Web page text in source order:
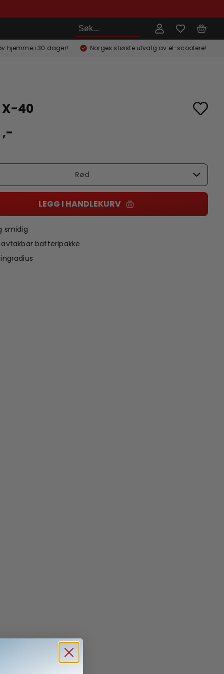
Søk
hjemme i 30 dager! Norges største utvalg av el-scootere!
40
,-
Rød
LEGG I HANDLEKURV
smidig
batteripakke